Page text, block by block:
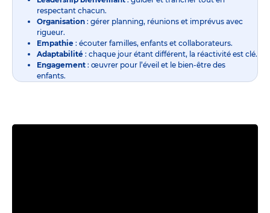
respectant chacun.
Organisation : gérer planning, réunions et imprévus avec
rigueur.
Empathie : écouter familles, enfants et collaborateurs.
Adaptabilité : chaque jour étant différent, la réactivité est clé.
Engagement : œuvrer pour l’éveil et le bien-être des
enfants.